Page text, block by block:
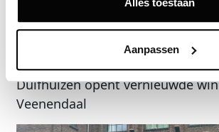
Alles toestaan
Aanpassen
Duifhuizen opent vernieuwde
Veenendaal